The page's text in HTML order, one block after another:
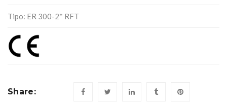
Tipo: ER 300-2* RFT
Share: